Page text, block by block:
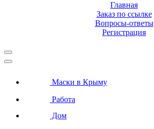
Главная
Заказ по ссылке
Вопросы-ответы
Регистрация
Маски в Крыму
Работа
Дом